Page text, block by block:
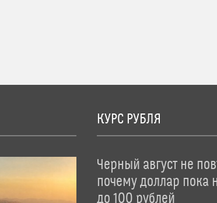
КУРС РУБЛЯ
Черный август не
почему доллар пока
до 100 рублей